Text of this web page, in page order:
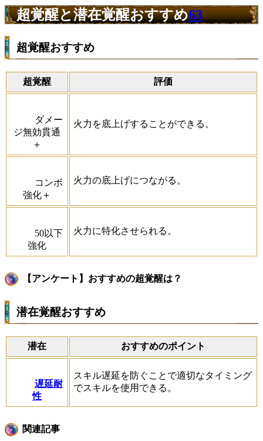
超覚醒と潜在覚醒おすすめ63
超覚醒おすすめ
超覚醒 評価
ダメー
ジ無効貫通
＋
火力を底上げすることができる。
コンボ
強化＋
火力の底上げにつながる。
50以下
強化
火力に特化させられる。
【アンケート】おすすめの超覚醒は？
潜在覚醒おすすめ
潜在 おすすめのポイント
遅延耐
性
スキル遅延を防ぐことで適切なタイミング
でスキルを使用できる。
関連記事